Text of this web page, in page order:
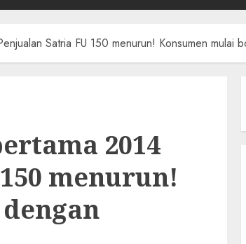
Satria FU 150 menurun! Konsumen mulai
2014
menurun!